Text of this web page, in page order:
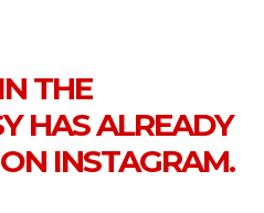
THE
HAS ALREADY
INSTAGRAM.